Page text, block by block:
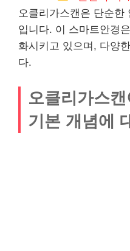
오클리가스캔은 단순한
입니다. 이 스마트안경
화시키고 있으며, 다양
다.
오클리가스
기본 개념에